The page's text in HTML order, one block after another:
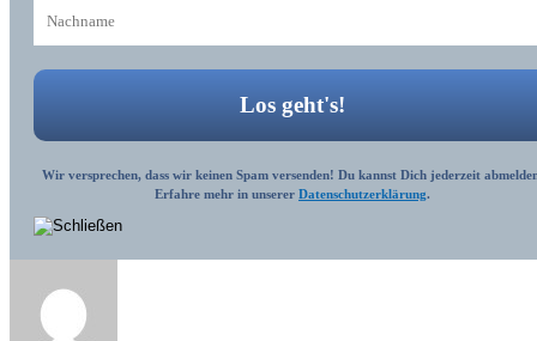
Wir versprechen, dass wir keinen Spam versenden! Du kannst Dich jederzeit
Erfahre mehr in unserer Datenschutzerklärung.